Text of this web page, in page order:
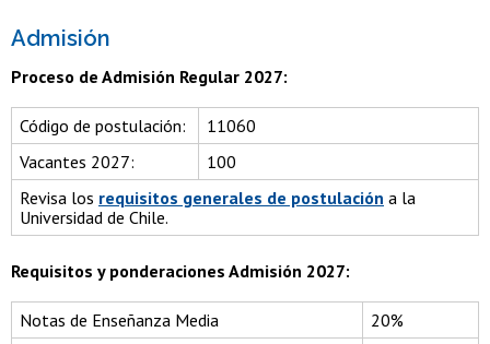
Admisión
Proceso de Admisión Regular 2027:
Código de postulación:
11060
Vacantes 2027:
100
Revisa los requisitos generales de postulación a la
Universidad de Chile.
Requisitos y ponderaciones Admisión 2027:
Notas de Enseñanza Media
20%